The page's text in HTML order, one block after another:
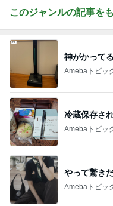
このジャンルの記事を
神がかって
Amebaトピッ
冷蔵保存さ
Amebaトピッ
やって驚き
Amebaトピッ